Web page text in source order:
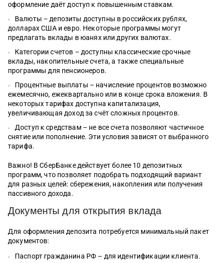
оформление даёт доступ к повышенным ставкам.
Валюты – депозиты доступны в российских рублях,
долларах США и евро. Некоторые программы могут
предлагать вклады в юанях или других валютах.
Категории счетов – доступны классические срочные
вклады, накопительные счета, а также специальные
программы для пенсионеров.
Процентные выплаты – начисление процентов возможно
ежемесячно, ежеквартально или в конце срока вложения. В
некоторых тарифах доступна капитализация,
увеличивающая доход за счёт сложных процентов.
Доступ к средствам – не все счета позволяют частичное
снятие или пополнение. Эти условия зависят от выбранного
тарифа.
Важно! В СберБанке действует более 10 депозитных
программ, что позволяет подобрать подходящий вариант
для разных целей: сбережения, накопления или получения
пассивного дохода.
Документы для открытия вклада
Для оформления депозита потребуется минимальный пакет
документов:
Паспорт гражданина РФ – для идентификации клиента.